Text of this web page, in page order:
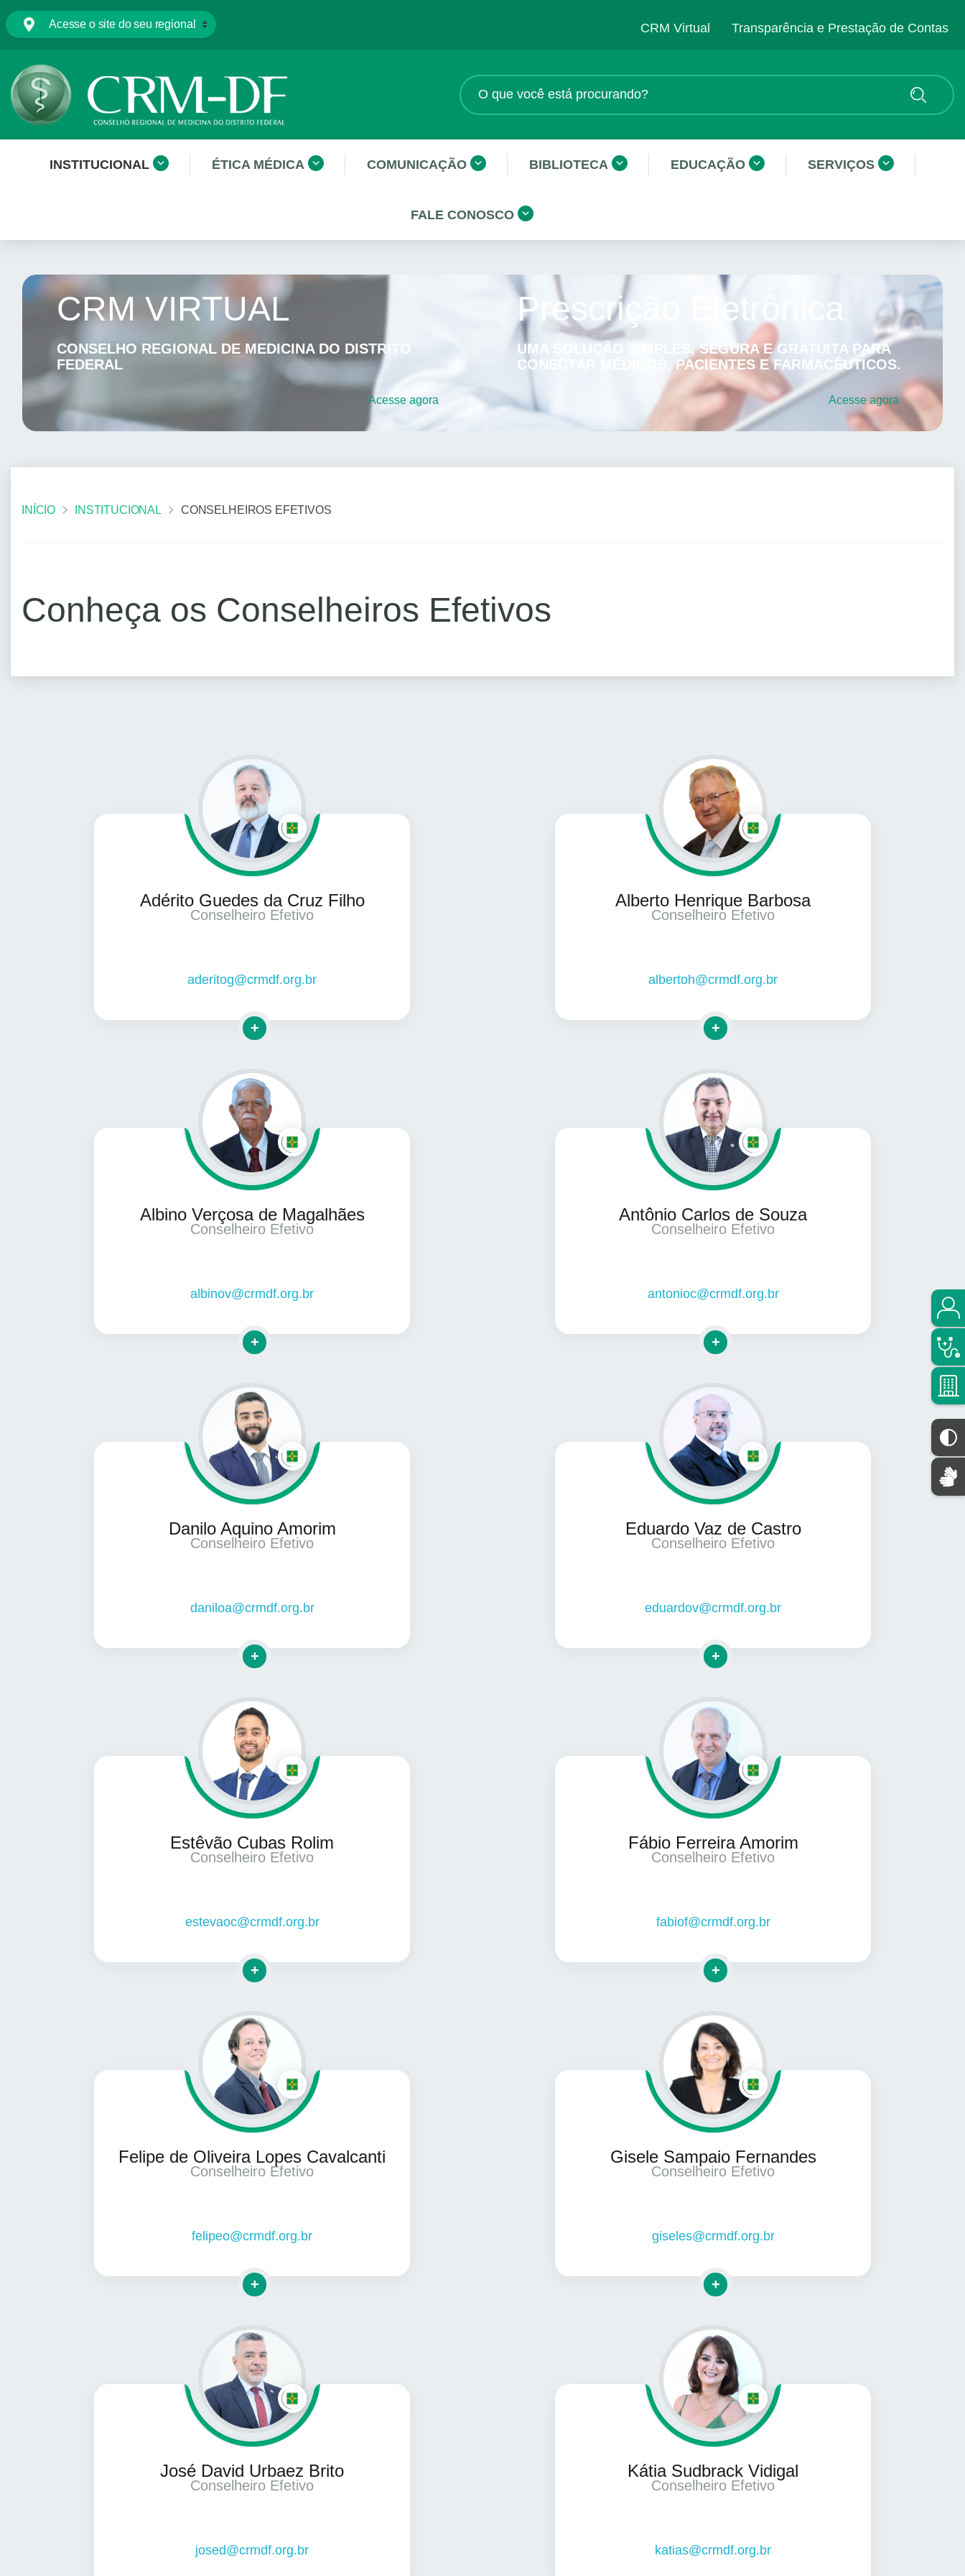
CRM Virtual Transparência e Prestação de Contas
INSTITUCIONAL ÉTICA MÉDICA COMUNICAÇÃO BIBLIOTECA EDUCAÇÃO SERVIÇOS
FALE CONOSCO
CRM VIRTUAL
CONSELHO REGIONAL DE MEDICINA DO DISTRITO
FEDERAL
Acesse agora
Prescrição Eletrônica
UMA SOLUÇÃO SIMPLES, SEGURA E GRATUITA PARA
CONECTAR MÉDICOS, PACIENTES E FARMACÊUTICOS.
Acesseagora
INÍCIO INSTITUCIONAL CONSELHEIROS EFETIVOS
Conheça os Conselheiros Efetivos
Adérito Guedes da Cruz Filho
Conselheiro Efetivo
aderitog@crmdf.org.br
Clique para mais informações
Alberto Henrique Barbosa
Conselheiro Efetivo
albertoh@crmdf.org.br
Clique para mais informações
Albino Verçosa de Magalhães
Conselheiro Efetivo
albinov@crmdf.org.br
Clique para mais informações
Antônio Carlos de Souza
Conselheiro Efetivo
antonioc@crmdf.org.br
Clique para mais informações
Danilo Aquino Amorim
Conselheiro Efetivo
daniloa@crmdf.org.br
Clique para mais informações
Eduardo Vaz de Castro
Conselheiro Efetivo
eduardov@crmdf.org.br
Clique para mais informações
Estêvão Cubas Rolim
Conselheiro Efetivo
estevaoc@crmdf.org.br
Clique para mais informações
Fábio Ferreira Amorim
Conselheiro Efetivo
fabiof@crmdf.org.br
Clique para mais informações
Felipe de Oliveira Lopes Cavalcanti
Conselheiro Efetivo
felipeo@crmdf.org.br
Clique para mais informações
Gisele Sampaio Fernandes
Conselheiro Efetivo
giseles@crmdf.org.br
Clique para mais informações
José David Urbaez Brito
Conselheiro Efetivo
josed@crmdf.org.br
Kátia Sudbrack Vidigal
Conselheiro Efetivo
katias@crmdf.org.br